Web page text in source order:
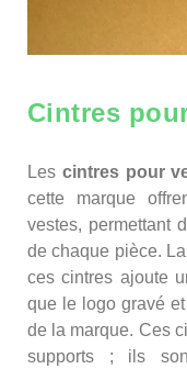
Cintres
Les cintres pour
cette marque
vestes, permettant
de chaque pièce. La
ces cintres ajoute
que le logo gravé
de la marque. Ces
supports ; ils